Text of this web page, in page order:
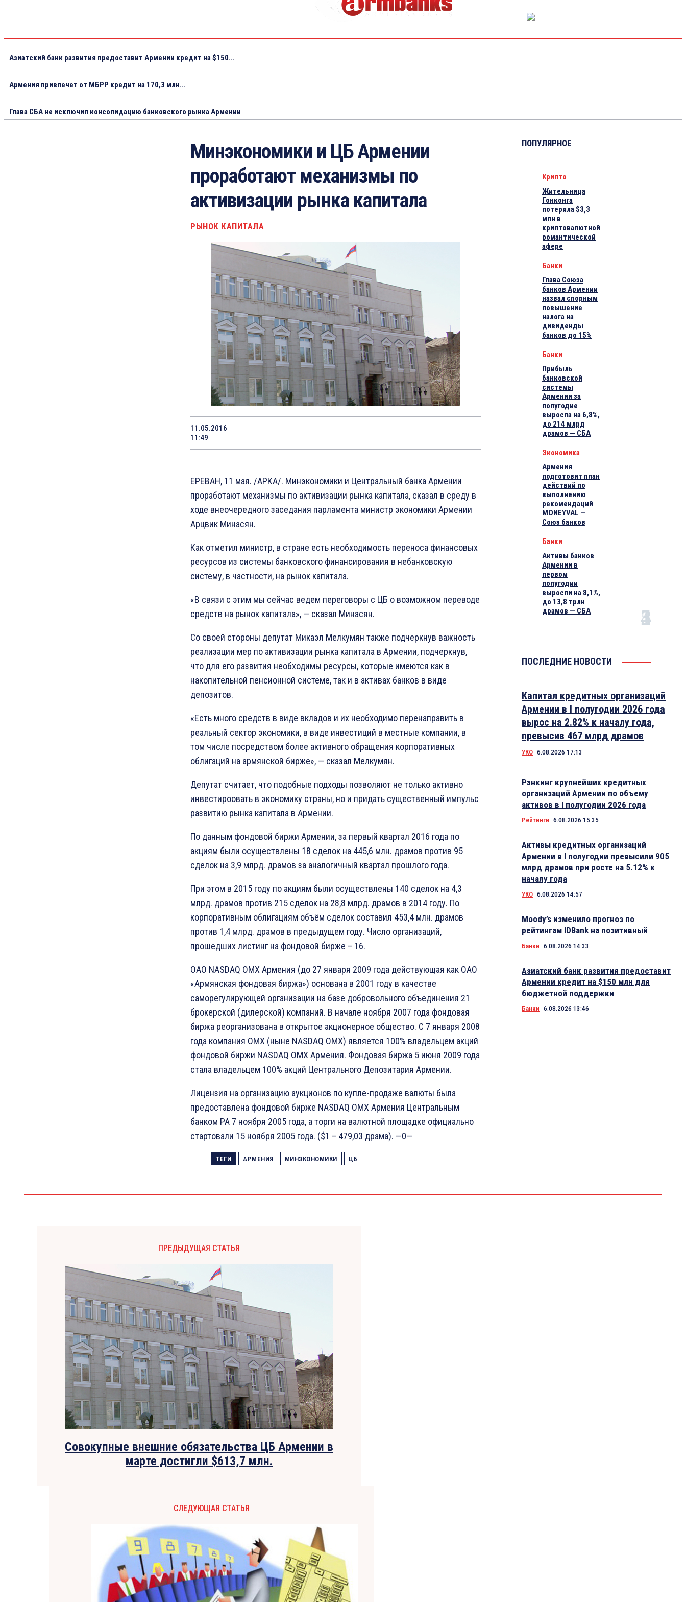
Азиатский банк развития предоставит Армении кредит на $150...
Армения привлечет от МБРР кредит на 170,3 млн...
Глава СБА не исключил консолидацию банковского рынка Армении
Минэкономики и ЦБ Армении
проработают механизмы по
активизации рынка капитала
РЫНОК КАПИТАЛА
11.05.2016
11:49
ЕРЕВАН, 11 мая. /АРКА/. Минэкономики и Центральный банка Армении
проработают механизмы по активизации рынка капитала, сказал в среду в
ходе внеочередного заседания парламента министр экономики Армении
Арцвик Минасян.
Как отметил министр, в стране есть необходимость переноса финансовых
ресурсов из системы банковского финансирования в небанковскую
систему, в частности, на рынок капитала.
«В связи с этим мы сейчас ведем переговоры с ЦБ о возможном переводе
средств на рынок капитала», — сказал Минасян.
Со своей стороны депутат Микаэл Мелкумян также подчеркнув важность
реализации мер по активизации рынка капитала в Армении, подчеркнув,
что для его развития необходимы ресурсы, которые имеются как в
накопительной пенсионной системе, так и в активах банков в виде
депозитов.
«Есть много средств в виде вкладов и их необходимо перенаправить в
реальный сектор экономики, в виде инвестиций в местные компании, в
том числе посредством более активного обращения корпоративных
облигаций на армянской бирже», — сказал Мелкумян.
Депутат считает, что подобные подходы позволяют не только активно
инвестироовать в экономику страны, но и придать существенный импульс
развитию рынка капитала в Армении.
По данным фондовой биржи Армении, за первый квартал 2016 года по
акциям были осуществлены 18 сделок на 445,6 млн. драмов против 95
сделок на 3,9 млрд. драмов за аналогичный квартал прошлого года.
При этом в 2015 году по акциям были осуществлены 140 сделок на 4,3
млрд. драмов против 215 сделок на 28,8 млрд. драмов в 2014 году. По
корпоративным облигациям объём сделок составил 453,4 млн. драмов
против 1,4 млрд. драмов в предыдущем году. Число организаций,
прошедших листинг на фондовой бирже – 16.
ОАО NASDAQ OMX Армения (до 27 января 2009 года действующая как ОАО
«Армянская фондовая биржа») основана в 2001 году в качестве
саморегулирующей организации на базе добровольного объединения 21
брокерской (дилерской) компаний. В начале ноября 2007 года фондовая
биржа реорганизована в открытое акционерное общество. С 7 января 2008
года компания ОМХ (ныне NASDAQ OMX) является 100% владельцем акций
фондовой биржи NASDAQ OMX Армения. Фондовая биржа 5 июня 2009 года
стала владельцем 100% акций Центрального Депозитария Армении.
Лицензия на организацию аукционов по купле-продаже валюты была
предоставлена фондовой бирже NASDAQ OMX Армения Центральным
банком РА 7 ноября 2005 года, а торги на валютной площадке официально
стартовали 15 ноября 2005 года. ($1 – 479,03 драма). —0—
ТЕГИ АРМЕНИЯ МИНЭКОНОМИКИ ЦБ
ПОПУЛЯРНОЕ
Крипто
Жительница
Гонконга
потеряла $3,3
млн в
криптовалютной
романтической
афере
Банки
Глава Союза
банков Армении
назвал спорным
повышение
налога на
дивиденды
банков до 15%
Банки
Прибыль
банковской
системы
Армении за
полугодие
выросла на 6,8%,
до 214 млрд
драмов — СБА
Экономика
Армения
подготовит план
действий по
выполнению
рекомендаций
MONEYVAL —
Союз банков
Банки
Активы банков
Армении в
первом
полугодии
выросли на 8,1%,
до 13,8 трлн
драмов — СБА
ПОСЛЕДНИЕ НОВОСТИ
Капитал кредитных организаций
Армении в I полугодии 2026 года
вырос на 2.82% к началу года,
превысив 467 млрд драмов
УКО 6.08.2026 17:13
Рэнкинг крупнейших кредитных
организаций Армении по объему
активов в I полугодии 2026 года
Рейтинги 6.08.2026 15:35
Активы кредитных организаций
Армении в I полугодии превысили 905
млрд драмов при росте на 5.12% к
началу года
УКО 6.08.2026 14:57
Moody’s изменило прогноз по
рейтингам IDBank на позитивный
Банки 6.08.2026 14:33
Азиатский банк развития предоставит
Армении кредит на $150 млн для
бюджетной поддержки
Банки 6.08.2026 13:46
ПРЕДЫДУЩАЯ СТАТЬЯ
Совокупные внешние обязательства ЦБ Армении в
марте достигли $613,7 млн.
СЛЕДУЮЩАЯ СТАТЬЯ